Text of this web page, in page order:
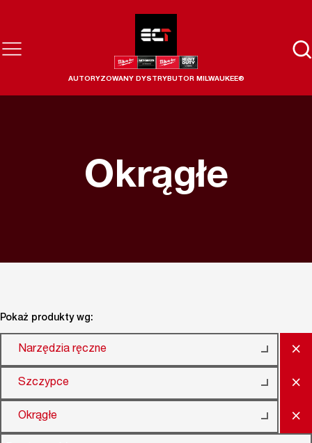
AUTORYZOWANY DYSTRYBUTOR MILWAUKEE®
Okrągłe
Pokaż produkty wg:
Narzędzia ręczne ×
Szczypce ×
Okrągłe ×